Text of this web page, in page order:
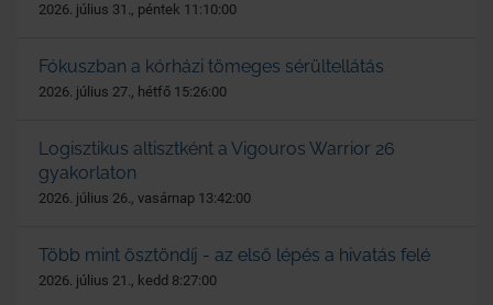
2026. július 31., péntek 11:10:00
Fókuszban a kórházi tömeges sérültellátás
2026. július 27., hétfő 15:26:00
Logisztikus altisztként a Vigouros Warrior 26
gyakorlaton
2026. július 26., vasárnap 13:42:00
Több mint ösztöndíj - az első lépés a hivatás felé
2026. július 21., kedd 8:27:00